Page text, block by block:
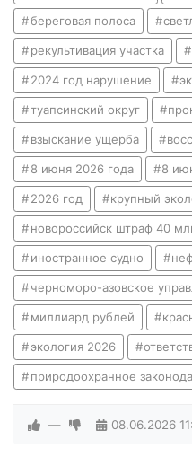
береговая полоса
рекультивация участка
2024 год нарушение
туапсинский округ
взыскание ущерба
8 июня 2026 года 8
2026 год крупный
новороссийск штраф 40
иностранное судно
черноморо-азовское
миллиард рублей
экология 2026
природоохранное
— 08.06.2026